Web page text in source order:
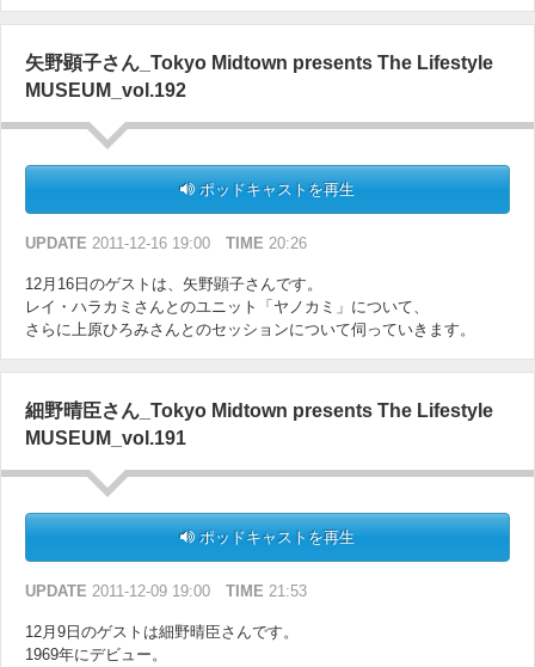
矢野顕子さん_Tokyo Midtown presents The Lifestyle
MUSEUM_vol.192
ポッドキャストを再生
UPDATE 2011-12-16 19:00 TIME 20:26
12月16日のゲストは、矢野顕子さんです。
レイ・ハラカミさんとのユニット「ヤノカミ」について、
さらに上原ひろみさんとのセッションについて伺っていきます。
細野晴臣さん_Tokyo Midtown presents The Lifestyle
MUSEUM_vol.191
ポッドキャストを再生
UPDATE 2011-12-09 19:00 TIME 21:53
12月9日のゲストは細野晴臣さんです。
1969年にデビュー。